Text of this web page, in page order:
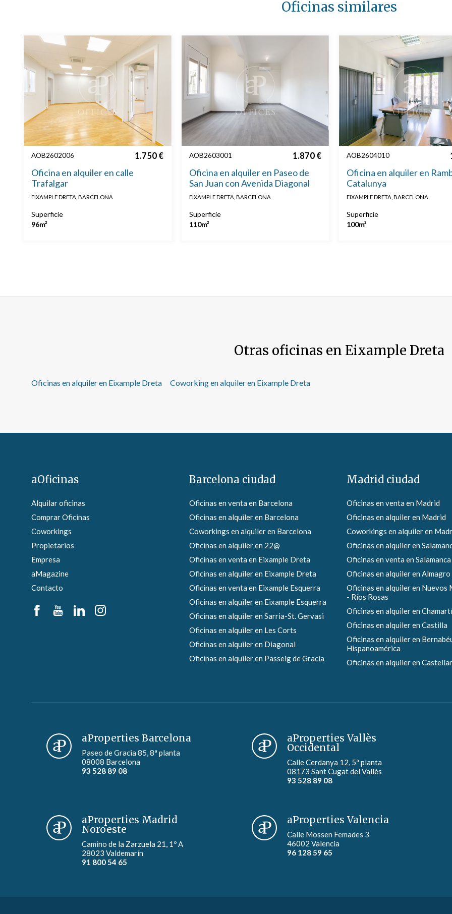
Oficinas similares
AOB2602006 1.750 €
Oficina en alquiler en calle
Trafalgar
EIXAMPLE DRETA, BARCELONA
Superficie
96m²
AOB2603001 1.870 €
Oficina en alquiler en Paseo de
San Juan con Avenida Diagonal
EIXAMPLE DRETA, BARCELONA
Superficie
110m²
AOB2604010
Oficina en alquiler en
Catalunya
EIXAMPLE DRETA, BARCELONA
Superficie
100m²
Otras oficinas en Eixample Dreta
Oficinas en alquiler en Eixample Dreta Coworking en alquiler en Eixample Dreta
aOficinas
Alquilar oficinas
Comprar Oficinas
Coworkings
Propietarios
Empresa
aMagazine
Contacto
Barcelona ciudad
Oficinas en venta en Barcelona
Oficinas en alquiler en Barcelona
Coworkings en alquiler en Barcelona
Oficinas en alquiler en 22@
Oficinas en venta en Eixample Dreta
Oficinas en alquiler en Eixample Dreta
Oficinas en venta en Eixample Esquerra
Oficinas en alquiler en Eixample Esquerra
Oficinas en alquiler en Sarria-St. Gervasi
Oficinas en alquiler en Les Corts
Oficinas en alquiler en Diagonal
Oficinas en alquiler en Passeig de Gracia
Madrid ciudad
Oficinas en venta en Madrid
Oficinas en alquiler en Madrid
Coworkings en alquiler en
Oficinas en alquiler en
Oficinas en venta en Salamanca
Oficinas en alquiler en Almagro
Oficinas en alquiler en Nuevos
- Ríos Rosas
Oficinas en alquiler en
Oficinas en alquiler en Castilla
Oficinas en alquiler en
Hispanoamérica
Oficinas en alquiler en
aProperties Barcelona
Paseo de Gracia 85, 8ª planta
08008 Barcelona
93 528 89 08
aProperties Vallès
Occidental
Calle Cerdanya 12, 5ª planta
08173 Sant Cugat del Vallès
93 528 89 08
aProperties Madrid
Noroeste
Camino de la Zarzuela 21, 1º A
28023 Valdemarín
91 800 54 65
aProperties Valencia
Calle Mossen Femades 3
46002 Valencia
96 128 59 65